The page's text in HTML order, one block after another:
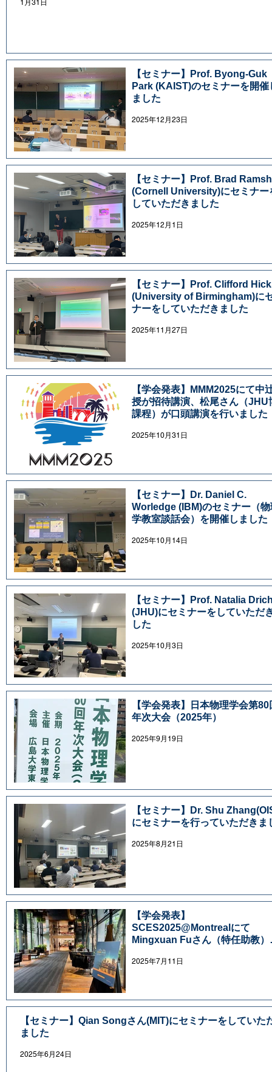
1月31日
【セミナー】Prof. Byong-Guk
Park (KAIST)のセミナーを開催
ました
2025年12月23日
【セミナー】Prof. Brad
(Cornell University)にセミナー
していただきました
2025年12月1日
【セミナー】Prof. Clifford
(University of Birmingham)に
ナーをしていただきました
2025年11月27日
【学会発表】MMM2025にて中
授が招待講演、松尾さん（JHU
課程）が口頭講演を行いました
2025年10月31日
【セミナー】Dr. Daniel C.
Worledge (IBM)のセミナー（物
学教室談話会）を開催しました
2025年10月14日
【セミナー】Prof. Natalia
(JHU)にセミナーをしていただ
した
2025年10月3日
【学会発表】日本物理学会第80
年次大会（2025年）
2025年9月19日
【セミナー】Dr. Shu
にセミナーを行っていただきま
2025年8月21日
【学会発表】
SCES2025@Montrealにて
Mingxuan Fuさん（特任助教）
口頭講演を行いました
2025年7月11日
【セミナー】Qian Songさん(MIT)にセミナーをしていた
ました
2025年6月24日